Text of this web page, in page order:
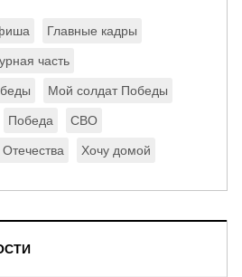
Главные кадры
часть
Мой солдат Победы
Победа СВО
Хочу домой